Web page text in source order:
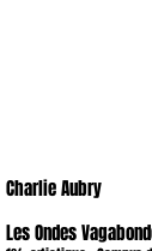
Charlie Aubry
Les Ondes